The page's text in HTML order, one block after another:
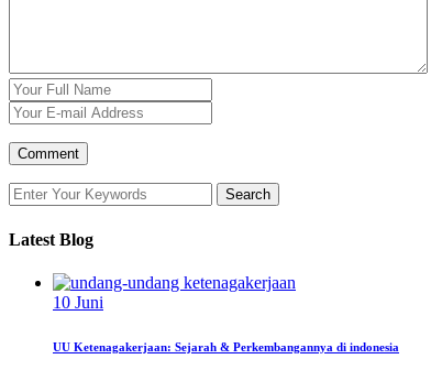
Latest Blog
10 Juni
UU Ketenagakerjaan: Sejarah & Perkembangannya di indonesia